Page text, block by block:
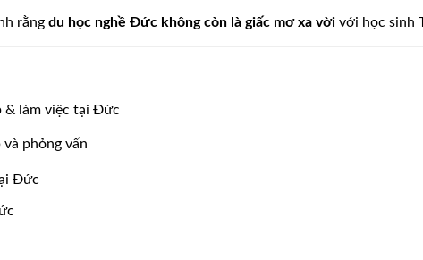
rằng du học nghề Đức không còn là giấc mơ xa vời với học sinh
& làm việc tại Đức
phỏng vấn
Đức